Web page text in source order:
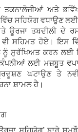
ਅਤੇ
ਸਹਿਯੋਗ ਵਧਾਉਣ
ਊਰਜਾ ਤਬਦੀਲੀ ਦੇ
ਸਹਿਮਤ ਹੋਏ। ਇਸ
ਨੂੰ ਸੁਰੱਖਿਅਤ ਕਰਨ ਲਈ
ਲਈ ਮਜ਼ਬੂਤ
ਘਟਾਉਣ ਤੇ
ਸ਼ਾਮਲ ਹੈ।